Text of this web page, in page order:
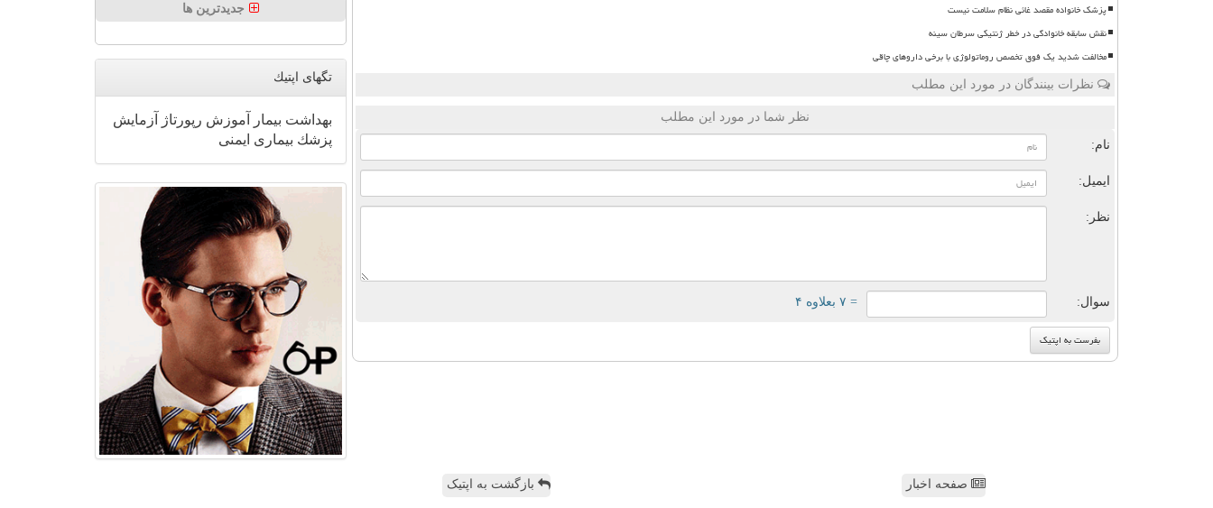
پزشک خانواده مقصد غائی نظام سلامت نیست
نقش سابقه خانوادگی در خطر ژنتیکی سرطان سینه
مخالفت شدید یک فوق تخصص روماتولوژی با برخی داروهای چاقی
نظرات بینندگان در مورد این مطلب
نظر شما در مورد این مطلب
نام:
ایمیل:
نظر:
سوال: = ۷ بعلاوه ۴
جدیدترین ها
تگهای اپتیك
بهداشت بیمار آموزش رپورتاژ
آزمایش
پزشك بیماری ایمنی
صفحه اخبار بازگشت به اپتیک